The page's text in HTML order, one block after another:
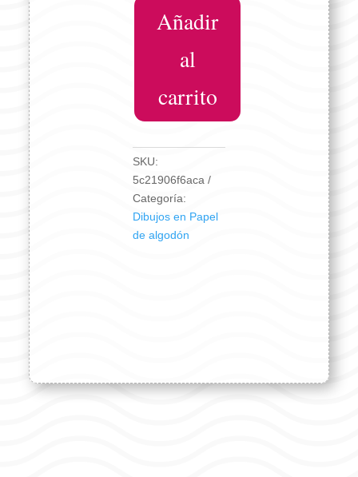
Misericordia
Añadir
al
carrito
SKU:
5c21906f6aca
Categoría:
Dibujos en Papel
de algodón